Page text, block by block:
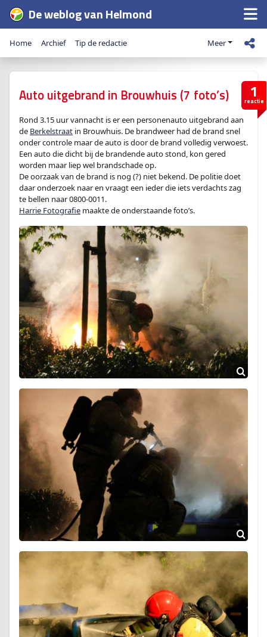
De weblog van Helmond
Home Archief Tip de redactie Meer
1
reactie
Auto uitgebrand in Brouwhuis (7 foto’s)
Rond 3.15 uur vannacht is er een personenauto uitgebrand aan
de Berkelstraat in Brouwhuis. De brandweer had de brand snel
onder controle maar de auto is door de brand volledig verwoest.
Een auto die dicht bij de brandende auto stond, kon gered
worden maar liep wel brandschade op.
De oorzaak van de brand is nog (?) niet bekend. De politie doet
daar onderzoek naar en vraagt een ieder die iets verdachts zag
te bellen naar 0800-0011.
Harrie Fotografie maakte de onderstaande foto’s.